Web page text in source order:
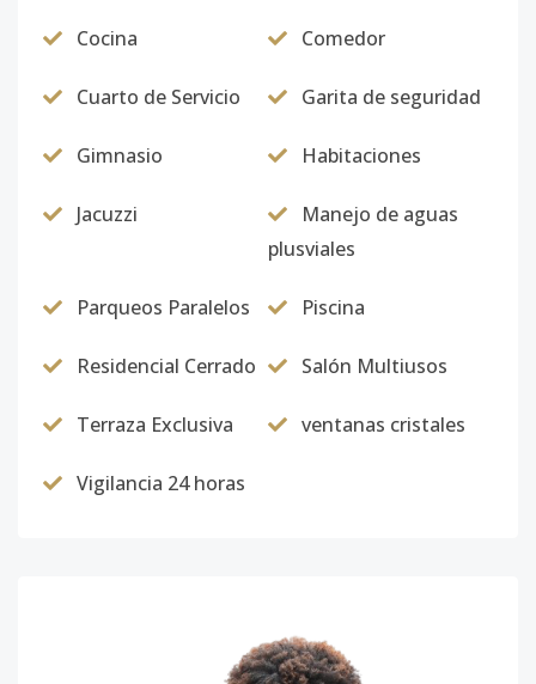
Cocina Comedor
Cuarto de Servicio Garita de seguridad
Gimnasio Habitaciones
Jacuzzi
Manejo de aguas
plusviales
Parqueos Paralelos Piscina
Residencial Cerrado Salón Multiusos
Terraza Exclusiva ventanas cristales
Vigilancia 24 horas